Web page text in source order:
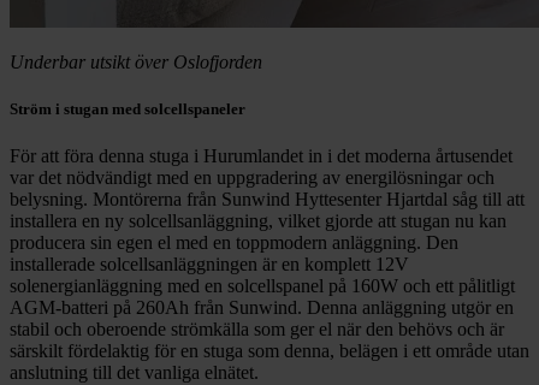
Underbar utsikt över Oslofjorden
Ström i stugan med solcellspaneler
För att föra denna stuga i Hurumlandet in i det moderna årtusendet
var det nödvändigt med en uppgradering av energilösningar och
belysning. Montörerna från Sunwind Hyttesenter Hjartdal såg till att
installera en ny solcellsanläggning, vilket gjorde att stugan nu kan
producera sin egen el med en toppmodern anläggning. Den
installerade solcellsanläggningen är en komplett 12V
solenergianläggning med en solcellspanel på 160W och ett pålitligt
AGM-batteri på 260Ah från Sunwind. Denna anläggning utgör en
stabil och oberoende strömkälla som ger el när den behövs och är
särskilt fördelaktig för en stuga som denna, belägen i ett område utan
anslutning till det vanliga elnätet.